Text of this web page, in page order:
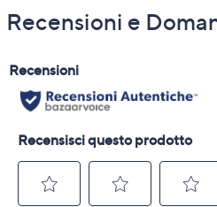
Recensioni e